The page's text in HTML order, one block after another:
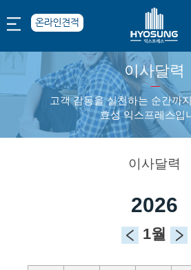
이사달력
------
고객 감동을 실천하는 순간까
효성 익스프레스입
이사달력
2026
1월